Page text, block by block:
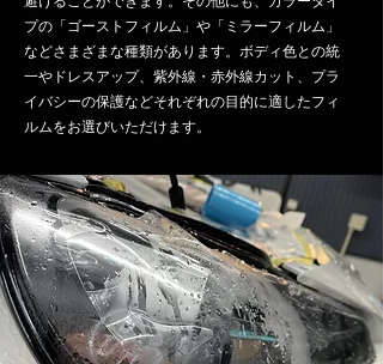
プの「ゴーストフィルム」や「ミラーフィルム」
などさまざまな種類があります。ボディ色との統
一やドレスアップ、紫外線・赤外線カット、プラ
イバシーの保護などそれぞれの目的に適したフィ
ルムをお選びいただけます。